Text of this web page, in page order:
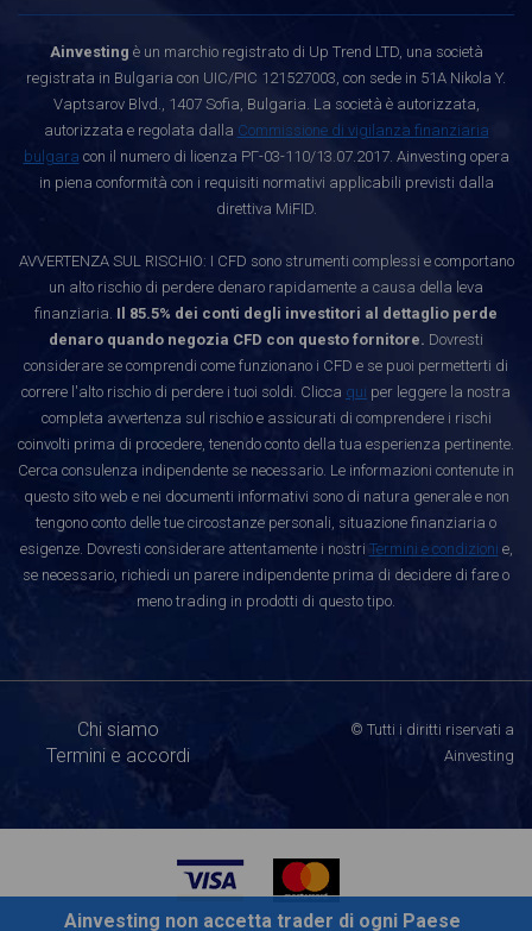
Ainvesting è un marchio registrato di Up Trend LTD, una società
registrata in Bulgaria con UIC/PIC 121527003, con sede in 51A Nikola Y.
Vaptsarov Blvd., 1407 Sofia, Bulgaria. La società è autorizzata,
autorizzata e regolata dalla Commissione di vigilanza finanziaria
bulgara con il numero di licenza РГ-03-110/13.07.2017. Ainvesting opera
in piena conformità con i requisiti normativi applicabili previsti dalla
direttiva MiFID.
AVVERTENZA SUL RISCHIO: I CFD sono strumenti complessi e comportano
un alto rischio di perdere denaro rapidamente a causa della leva
finanziaria. Il 85.5% dei conti degli investitori al dettaglio perde
denaro quando negozia CFD con questo fornitore. Dovresti
considerare se comprendi come funzionano i CFD e se puoi permetterti di
correre l'alto rischio di perdere i tuoi soldi. Clicca qui per leggere la nostra
completa avvertenza sul rischio e assicurati di comprendere i rischi
coinvolti prima di procedere, tenendo conto della tua esperienza pertinente.
Cerca consulenza indipendente se necessario. Le informazioni contenute in
questo sito web e nei documenti informativi sono di natura generale e non
tengono conto delle tue circostanze personali, situazione finanziaria o
esigenze. Dovresti considerare attentamente i nostri Termini e condizioni e,
se necessario, richiedi un parere indipendente prima di decidere di fare o
meno trading in prodotti di questo tipo.
Chi siamo
Termini e accordi
© Tutti i diritti riservati a
Ainvesting
Ainvesting non accetta trader di ogni Paese